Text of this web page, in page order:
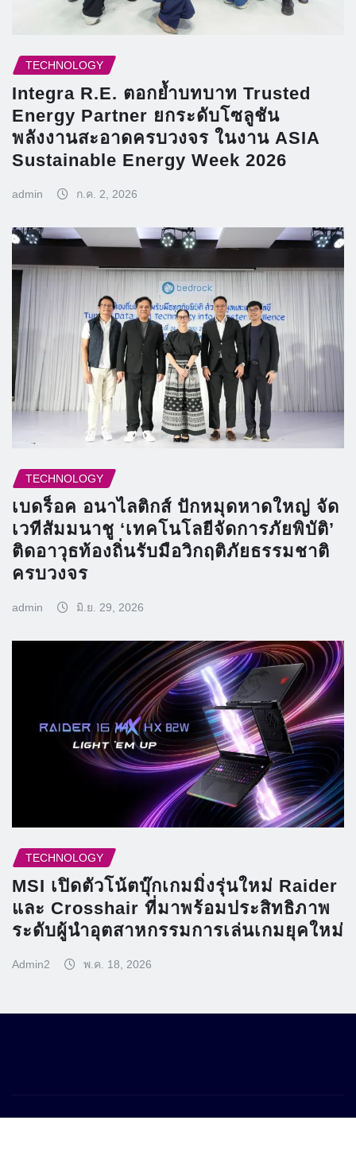
TECHNOLOGY
Integra R.E. ตอกย้ำบทบาท Trusted
Energy Partner ยกระดับโซลูชัน
พลังงานสะอาดครบวงจร ในงาน ASIA
Sustainable Energy Week 2026
admin ก.ค. 2, 2026
TECHNOLOGY
เบดร็อค อนาไลติกส์ ปักหมุดหาดใหญ่ จัด
เวทีสัมมนาชู ‘เทคโนโลยีจัดการภัยพิบัติ’
ติดอาวุธท้องถิ่นรับมือวิกฤติภัยธรรมชาติ
ครบวงจร
admin มิ.ย. 29, 2026
TECHNOLOGY
MSI เปิดตัวโน้ตบุ๊กเกมมิ่งรุ่นใหม่ Raider
และ Crosshair ที่มาพร้อมประสิทธิภาพ
ระดับผู้นำอุตสาหกรรมการเล่นเกมยุคใหม่
Admin2 พ.ค. 18, 2026